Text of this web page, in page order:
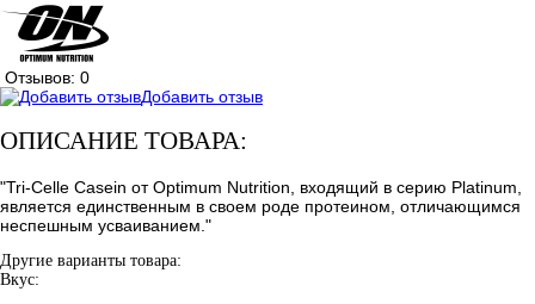
Отзывов: 0
Добавить отзыв
ОПИСАНИЕ ТОВАРА:
"Tri-Celle Casein от Optimum Nutrition, входящий в серию Platinum,
является единственным в своем роде протеином, отличающимся
неспешным усваиванием."
Другие варианты товара:
Вкус: